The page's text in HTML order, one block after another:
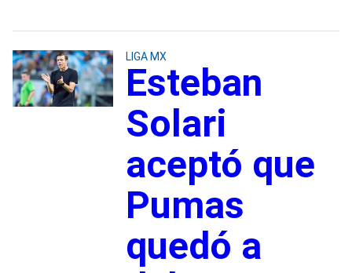
LIGA MX
Esteban
Solari
aceptó que
Pumas
quedó a